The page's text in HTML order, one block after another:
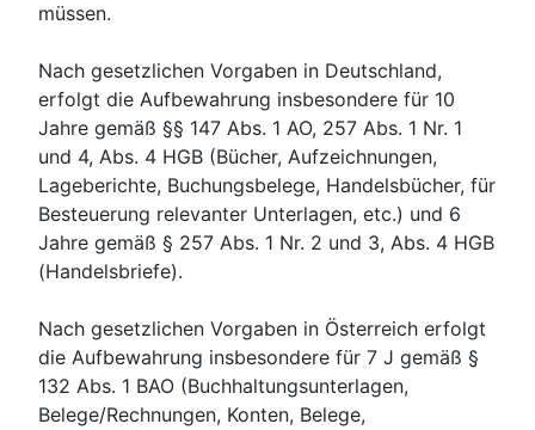
müssen.
Nach gesetzlichen Vorgaben in Deutschland,
erfolgt die Aufbewahrung insbesondere für 10
Jahre gemäß §§ 147 Abs. 1 AO, 257 Abs. 1 Nr. 1
und 4, Abs. 4 HGB (Bücher, Aufzeichnungen,
Lageberichte, Buchungsbelege, Handelsbücher, für
Besteuerung relevanter Unterlagen, etc.) und 6
Jahre gemäß § 257 Abs. 1 Nr. 2 und 3, Abs. 4 HGB
(Handelsbriefe).
Nach gesetzlichen Vorgaben in Österreich erfolgt
die Aufbewahrung insbesondere für 7 J gemäß §
132 Abs. 1 BAO (Buchhaltungsunterlagen,
Belege/Rechnungen, Konten, Belege,